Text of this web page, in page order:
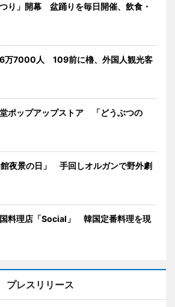
り」開幕 盆踊りを毎日開催、飲食・
6万7000人 109前に櫓、外国人観光客
ポップアップストア 「どうぶつの
夜景の日」 手回しオルガンで野外劇
料理店「Social」 韓国定番料理を現
プレスリリース